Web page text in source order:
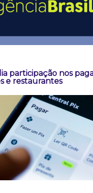
participação nos
e restaurantes